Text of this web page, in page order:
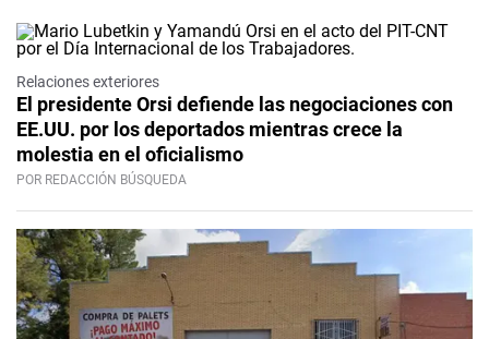
Relaciones exteriores
El presidente Orsi defiende las negociaciones con
EE.UU. por los deportados mientras crece la
molestia en el oficialismo
POR REDACCIÓN BÚSQUEDA